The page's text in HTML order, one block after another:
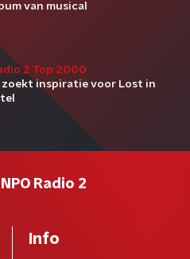
van musical
2 Top 2000
zoekt inspiratie voor Lost in
Radio 2
Info